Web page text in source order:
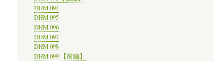
DHM 094
DHM 095
DHM 096
DHM 097
DHM 098
DHM 099 【前編】